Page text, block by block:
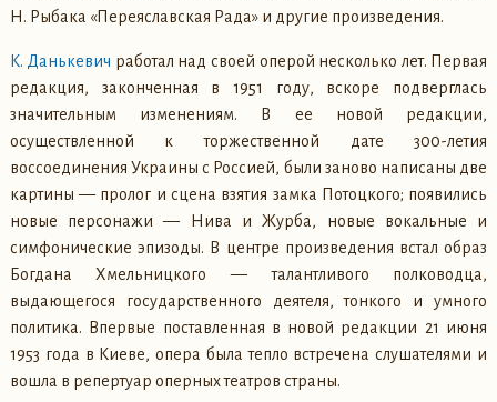
Н. Рыбака «Переяславская Рада» и другие произведения.
К. Данькевич работал над своей оперой несколько лет. Первая
редакция, законченная в 1951 году, вскоре подверглась
значительным изменениям. В ее новой редакции,
осуществленной к торжественной дате 300-летия
воссоединения Украины с Россией, были заново написаны две
картины — пролог и сцена взятия замка Потоцкого; появились
новые персонажи — Нива и Журба, новые вокальные и
симфонические эпизоды. В центре произведения встал образ
Богдана Хмельницкого — талантливого полководца,
выдающегося государственного деятеля, тонкого и умного
политика. Впервые поставленная в новой редакции 21 июня
1953 года в Киеве, опера была тепло встречена слушателями и
вошла в репертуар оперных театров страны.